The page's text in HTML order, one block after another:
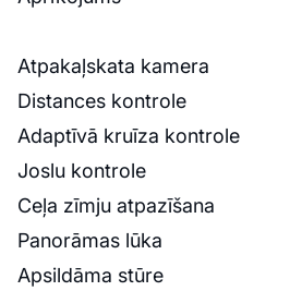
Atpakaļskata kamera
Distances kontrole
Adaptīvā kruīza kontrole
Joslu kontrole
Ceļa zīmju atpazīšana
Panorāmas lūka
Apsildāma stūre